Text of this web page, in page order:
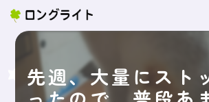
先週、大量にスト